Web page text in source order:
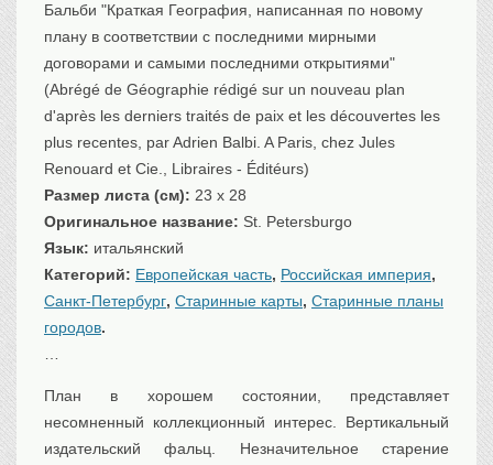
Охота. Флора. Фауна
Флора
Охота
Рыбы, рыбалка
Техника, транспорт, архитектура
Архитектура
Флот, кораблестроение
Оружие, военная атрибутика
Бальби "Краткая География, написанная по новому
плану в соответствии с последними мирными
договорами и самыми последними открытиями"
(Abrégé de Géographie rédigé sur un nouveau plan
d'après les derniers traités de paix et les découvertes les
plus recentes, par Adrien Balbi. A Paris, chez Jules
Renouard et Cie., Libraires - Éditéurs)
Размер листа (см): 23 x 28
Оригинальное название: St. Petersburgo
Язык: итальянский
Категорий: Европейская часть, Российская империя,
Санкт-Петербург, Старинные карты, Старинные планы
городов.
План в хорошем состоянии, представляет
несомненный коллекционный интерес. Вертикальный
издательский фальц. Незначительное старение